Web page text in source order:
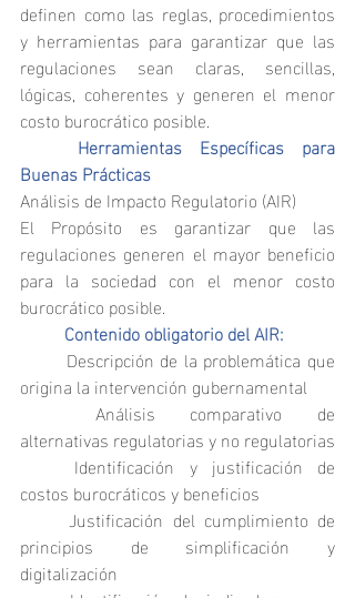
definen como las reglas, procedimientos
y herramientas para garantizar que las
regulaciones sean claras, sencillas,
lógicas, coherentes y generen el menor
costo burocrático posible.
Buenas Prácticas
Análisis de Impacto Regulatorio (AIR)
El Propósito es garantizar que las
regulaciones generen el mayor beneficio
para la sociedad con el menor costo
burocrático posible.
	Contenido obligatorio del AIR:
origina la intervención gubernamental
alternativas regulatorias y no regulatorias
costos burocráticos y beneficios
	Justificación del cumplimiento de
principios de simplificación y
digitalización